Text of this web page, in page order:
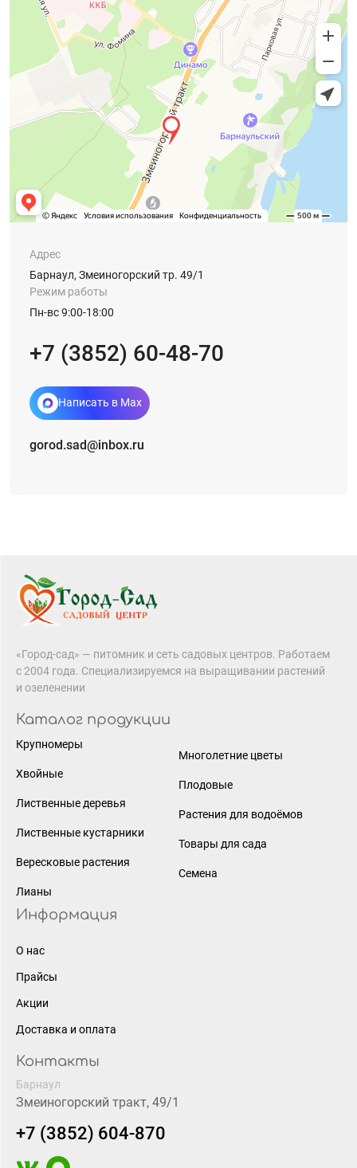
Адрес
Барнаул, Змеиногорский тр. 49/1
Режим работы
Пн-вс 9:00-18:00
+7 (3852) 60-48-70
Написать в Max
gorod.sad@inbox.ru
«Город-сад» — питомник и сеть садовых центров. Работаем
с 2004 года. Специализируемся на выращивании растений
и озеленении
Каталог продукции
Крупномеры
Хвойные
Лиственные деревья
Лиственные кустарники
Вересковые растения
Лианы
Многолетние цветы
Плодовые
Растения для водоёмов
Товары для сада
Семена
Информация
О нас
Прайсы
Акции
Доставка и оплата
Контакты
Барнаул
Змеиногорский тракт, 49/1
+7 (3852) 604-870